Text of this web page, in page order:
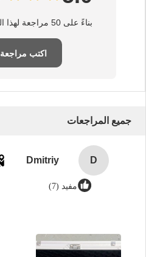
بناءً على 50 مراجعة لهذا المورد
اكتب مراجعة
جميع المراجعات
D
Dmitriy
مفيد (7)